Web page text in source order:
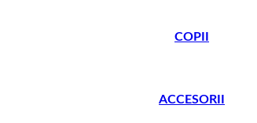
COPII
ACCESORII